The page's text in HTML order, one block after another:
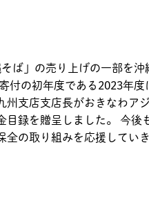
そば」の売り上げの一部を
付の初年度である2023年
州支店支店長がおきなわア
目録を贈呈しました。 今後
全の取り組みを応援していき